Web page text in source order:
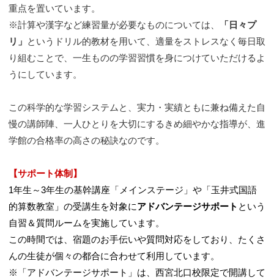
重点を置いています。
※計算や漢字など練習量が必要なものについては、
「日々プ
リ」 というドリル的教材を用いて、適量をストレスなく毎日取
り組むことで、一生ものの学習習慣を身につけていただけるよ
うにしています。
この科学的な学習システムと、実力・実績ともに兼ね備えた自
慢の講師陣、一人ひとりを大切にするきめ細やかな指導が、進
学館の合格率の高さの秘訣なのです。
【サポート体制】
1年生～3年生の基幹講座「メインステージ」や「玉井式国語
的算数教室」の受講生を対象にアドバンテージサポート という
自習＆質問ルームを実施しています。
この時間では、宿題のお手伝いや質問対応をしており、たくさ
んの生徒が個々の都合に合わせて利用しています。
※「アドバンテージサポート」は、西宮北口校限定で開講して